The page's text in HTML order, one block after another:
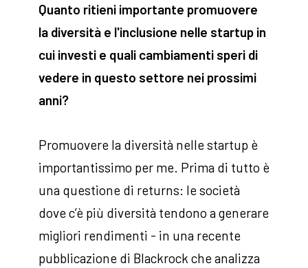
Quanto ritieni importante promuovere
la diversità e l'inclusione nelle startup in
cui investi e quali cambiamenti speri di
vedere in questo settore nei prossimi
anni?
Promuovere la diversità nelle startup è
importantissimo per me. Prima di tutto è
una questione di returns: le società
dove c’è più diversità tendono a generare
migliori rendimenti - in una recente
pubblicazione di Blackrock che analizza